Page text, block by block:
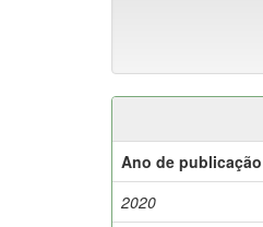
Ano de publicação
2020